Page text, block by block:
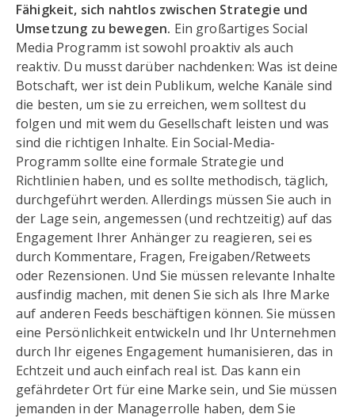
Fähigkeit, sich nahtlos zwischen Strategie und
Umsetzung zu bewegen. Ein großartiges Social
Media Programm ist sowohl proaktiv als auch
reaktiv. Du musst darüber nachdenken: Was ist deine
Botschaft, wer ist dein Publikum, welche Kanäle sind
die besten, um sie zu erreichen, wem solltest du
folgen und mit wem du Gesellschaft leisten und was
sind die richtigen Inhalte. Ein Social-Media-
Programm sollte eine formale Strategie und
Richtlinien haben, und es sollte methodisch, täglich,
durchgeführt werden. Allerdings müssen Sie auch in
der Lage sein, angemessen (und rechtzeitig) auf das
Engagement Ihrer Anhänger zu reagieren, sei es
durch Kommentare, Fragen, Freigaben/Retweets
oder Rezensionen. Und Sie müssen relevante Inhalte
ausfindig machen, mit denen Sie sich als Ihre Marke
auf anderen Feeds beschäftigen können. Sie müssen
eine Persönlichkeit entwickeln und Ihr Unternehmen
durch Ihr eigenes Engagement humanisieren, das in
Echtzeit und auch einfach real ist. Das kann ein
gefährdeter Ort für eine Marke sein, und Sie müssen
jemanden in der Managerrolle haben, dem Sie